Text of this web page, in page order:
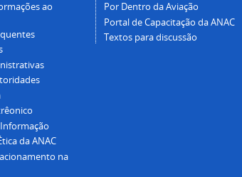
ao
da ANAC
na
Por Dentro da Aviação
Portal de Capacitação da ANAC
Textos para discussão